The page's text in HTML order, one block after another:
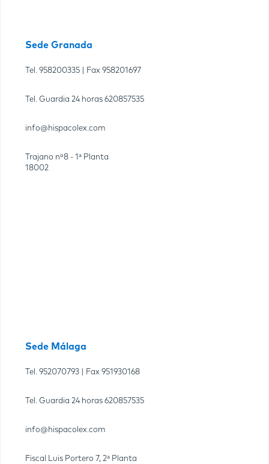
Sede Granada
Tel. 958200335 | Fax 958201697
Tel. Guardia 24 horas 620857535
info@hispacolex.com
Trajano nº8 - 1ª Planta
18002
Sede Málaga
Tel. 952070793 | Fax 951930168
Tel. Guardia 24 horas 620857535
info@hispacolex.com
Fiscal Luis Portero 7, 2ª Planta